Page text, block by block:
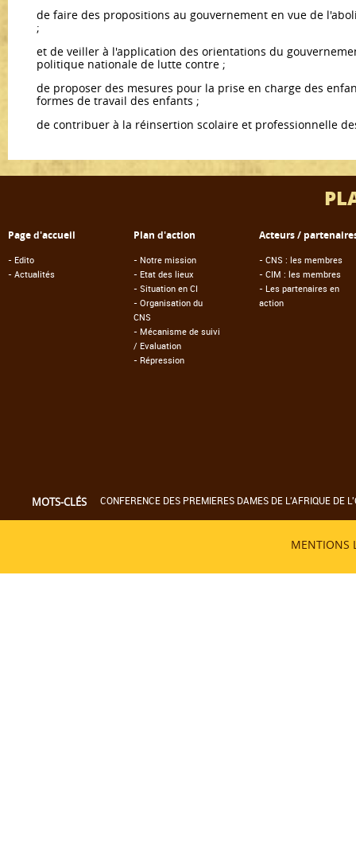
de faire des propositions au gouvernement en vue de
;
et de veiller à l'application des orientations du
politique nationale de lutte contre ;
de proposer des mesures pour la prise en charge des
formes de travail des enfants ;
de contribuer à la réinsertion scolaire et professionnelle
Page d'accueil
- Edito
- Actualités
Plan d'action
- Notre mission
- Etat des lieux
- Situation en CI
- Organisation du
CNS
- Mécanisme de suivi
/ Evaluation
- Répression
Acteurs /
- CNS : les membres
- CIM : les membres
- Les partenaires en
action
MOTS-CLÉS CONFERENCE DES PREMIERES DAMES DE L'AFRIQUE DE
MENTIONS